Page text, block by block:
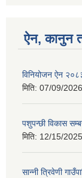
ऐन, कानुन
विनियोजन ऐन
मिति: 07/09/
पशुपन्छी विकास
मिति: 12/15/
सान्नी त्रिवेणी